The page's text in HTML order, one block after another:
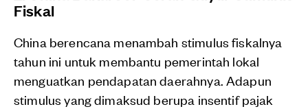
Fiskal
China berencana menambah stimulus fiskalnya
tahun ini untuk membantu pemerintah lokal
menguatkan pendapatan daerahnya. Adapun
stimulus yang dimaksud berupa insentif pajak